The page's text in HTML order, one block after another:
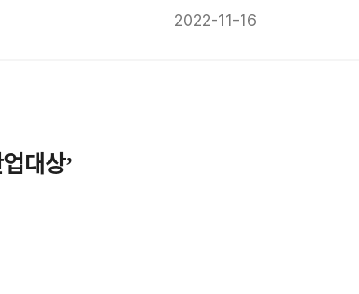
2022-11-16
대상’